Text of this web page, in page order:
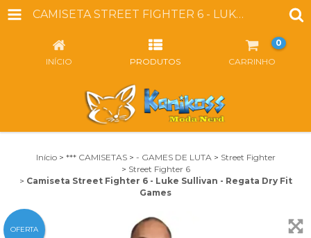
CAMISETA STREET FIGHTER 6 - LUKE SULLIVAN - REGATA DRY FIT GAMES
INÍCIO PRODUTOS CARRINHO
0
Início > *** CAMISETAS > - GAMES DE LUTA > Street Fighter
> Street Fighter 6
> Camiseta Street Fighter 6 - Luke Sullivan - Regata Dry Fit
Games
OFERTA